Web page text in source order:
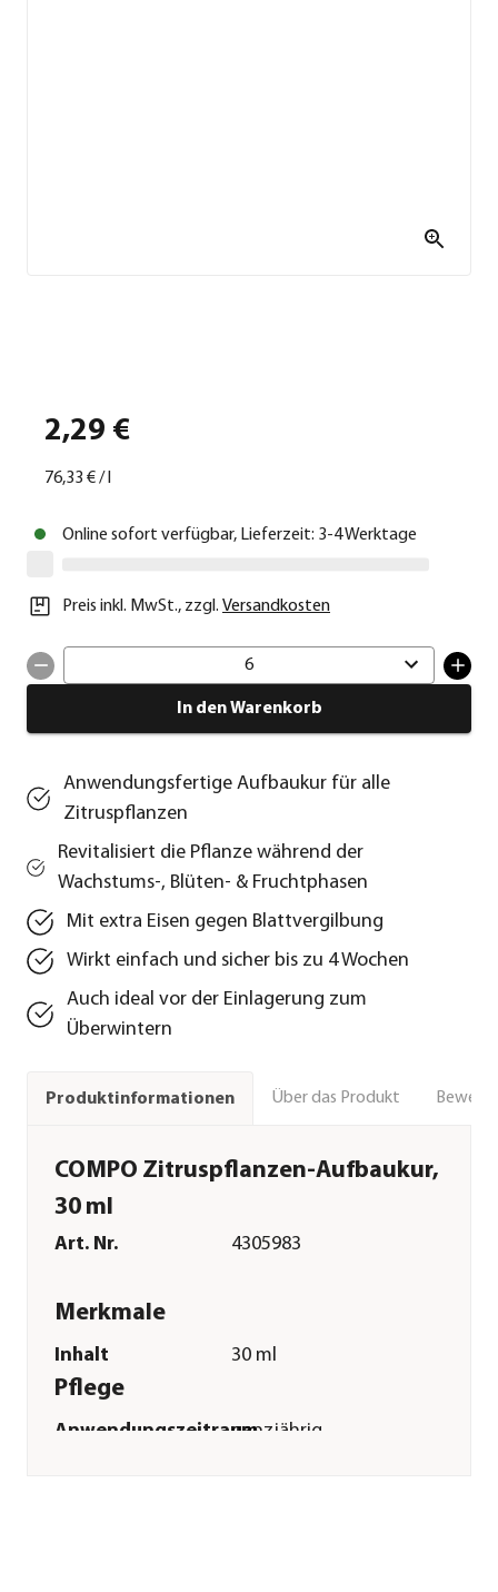
2,29 €
76,33 €/l
Online sofort verfügbar, Lieferzeit: 3-4 Werktage
Preis inkl. MwSt., zzgl. Versandkosten
6
In den Warenkorb
Anwendungsfertige Aufbaukur für alle
Zitruspflanzen
Revitalisiert die Pflanze während der
Wachstums-, Blüten- & Fruchtphasen
Mit extra Eisen gegen Blattvergilbung
Wirkt einfach und sicher bis zu 4 Wochen
Auch ideal vor der Einlagerung zum
Überwintern
Produktinformationen Über das Produkt
COMPO Zitruspflanzen-Aufbaukur,
30 ml
Art. Nr. 4305983
Merkmale
Inhalt 30 ml
Pflege
Anwendungszeitraumganzjährig